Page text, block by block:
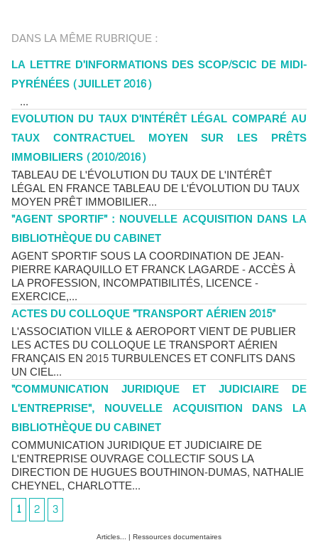
DANS LA MÊME RUBRIQUE :
LA LETTRE D'INFORMATIONS DES SCOP/SCIC DE MIDI-
PYRÉNÉES (JUILLET 2016)
...
EVOLUTION DU TAUX D'INTÉRÊT LÉGAL COMPARÉ AU
TAUX CONTRACTUEL MOYEN SUR LES PRÊTS
IMMOBILIERS (2010/2016)
TABLEAU DE L'ÉVOLUTION DU TAUX DE L'INTÉRÊT
LÉGAL EN FRANCE TABLEAU DE L'ÉVOLUTION DU TAUX
MOYEN PRÊT IMMOBILIER...
"AGENT SPORTIF" : NOUVELLE ACQUISITION DANS LA
BIBLIOTHÈQUE DU CABINET
AGENT SPORTIF SOUS LA COORDINATION DE JEAN-
PIERRE KARAQUILLO ET FRANCK LAGARDE - ACCÈS À
LA PROFESSION, INCOMPATIBILITÉS, LICENCE -
EXERCICE,...
ACTES DU COLLOQUE "TRANSPORT AÉRIEN 2015"
L'ASSOCIATION VILLE & AEROPORT VIENT DE PUBLIER
LES ACTES DU COLLOQUE LE TRANSPORT AÉRIEN
FRANÇAIS EN 2015 TURBULENCES ET CONFLITS DANS
UN CIEL...
"COMMUNICATION JURIDIQUE ET JUDICIAIRE DE
L'ENTREPRISE", NOUVELLE ACQUISITION DANS LA
BIBLIOTHÈQUE DU CABINET
COMMUNICATION JURIDIQUE ET JUDICIAIRE DE
L'ENTREPRISE OUVRAGE COLLECTIF SOUS LA
DIRECTION DE HUGUES BOUTHINON-DUMAS, NATHALIE
CHEYNEL, CHARLOTTE...
1
2 3
Articles... | Ressources documentaires